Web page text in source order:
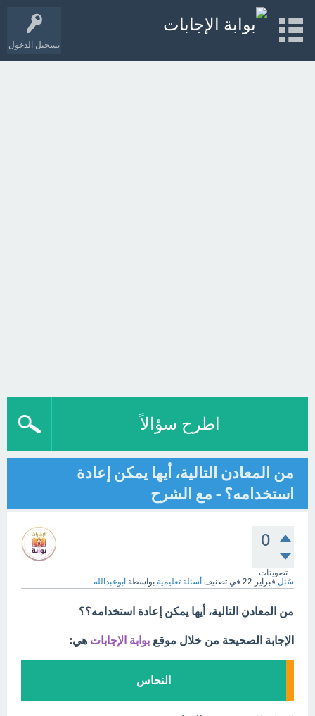
تسجيل الدخول
اطرح سؤالاً
من المعادن التالية، أيها يمكن إعادة
استخدامه؟ - مع الشرح
0
تصويتات
سُئل فبراير 22 في تصنيف أسئلة تعليمية بواسطة ابوعبدالله
من المعادن التالية، أيها يمكن إعادة استخدامه؟؟
الإجابة الصحيحة من خلال موقع بوابة الإجابات هي:
النحاس